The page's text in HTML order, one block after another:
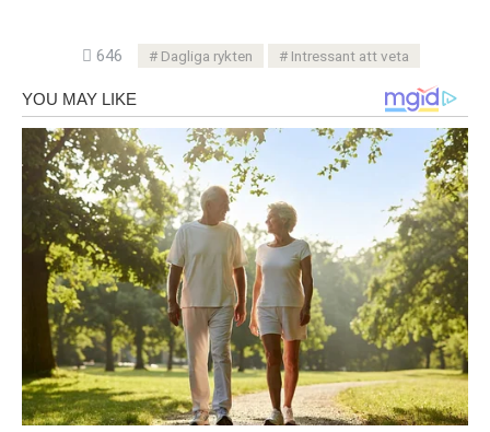
646 Dagliga rykten Intressant att veta